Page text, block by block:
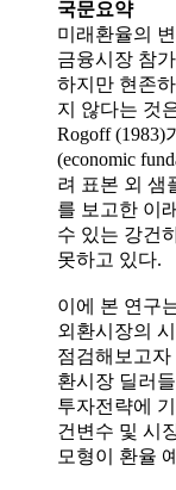
국문요약
미래환율의
금융시장 참
하지만 현존
지 않다는 것
Rogoff (1983)
(economic
려 표본 외 샘
를 보고한 이
수 있는 강건
못하고 있다.
이에 본 연구
외환시장의
점검해보고자
환시장 딜러
투자전략에
건변수 및 시
모형이 환율